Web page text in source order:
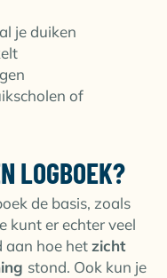
je duiken
of
LOGBOEK?
de basis, zoals
kunt er echter veel
aan hoe hetzicht
stond. Ook kun je